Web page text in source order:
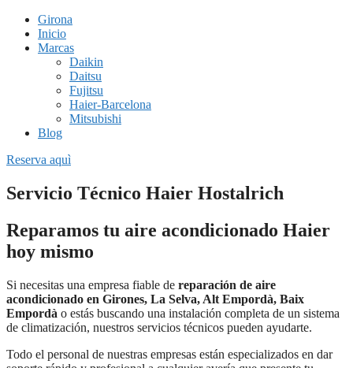
Girona
Inicio
Marcas
Daikin
Daitsu
Fujitsu
Haier-Barcelona
Mitsubishi
Blog
Reserva aquì
Servicio Técnico Haier Hostalrich
Reparamos tu aire acondicionado Haier
hoy mismo
Si necesitas una empresa fiable de reparación de aire
acondicionado en Girones, La Selva, Alt Empordà, Baix
Empordà o estás buscando una instalación completa de un sistema
de climatización, nuestros servicios técnicos pueden ayudarte.
Todo el personal de nuestras empresas están especializados en dar